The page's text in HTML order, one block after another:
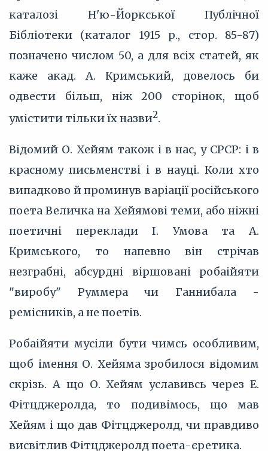
каталозі Н'ю-Йоркської Публічної
Бібліотеки (каталог 1915 р., стор. 85-87)
позначено числом 50, а для всіх статей, як
каже акад. А. Кримський, довелось би
одвести більш, ніж 200 сторінок, щоб
умістити тільки їх назви2.
Відомий О. Хейям також і в нас, у СРСР: і в
красному письменстві і в науці. Коли хто
випадково й проминув варіації російського
поета Величка на Хейямові теми, або ніжні
поетичні переклади І. Умова та А.
Кримського, то напевно він стрічав
незграбні, абсурдні віршовані робаійяти
"виробу" Руммера чи Ганнибала -
ремісників, а не поетів.
Робаійяти мусіли бути чимсь особливим,
щоб імення О. Хейяма зробилося відомим
скрізь. А що О. Хейям уславивсь через Е.
Фітцджеролда, то подивімось, що мав
Хейям і що дав Фітцджеролд, чи правдиво
висвітлив Фітцджеролд поета-єретика.